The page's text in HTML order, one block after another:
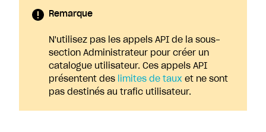
Remarque
N'utilisez pas les appels API de la sous-
section Administrateur pour créer un
catalogue utilisateur. Ces appels API
présentent des
limites de taux et ne sont
pas destinés au trafic utilisateur.